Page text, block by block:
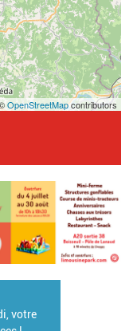
OpenStreetMapcontributors
votre